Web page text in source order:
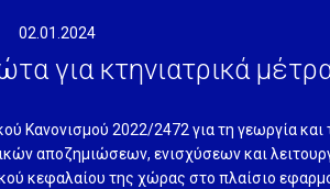
02.01.2024
για κτηνιατρικά
Κανονισμού 2022/2472 για τη γεωργία
αποζημιώσεων, ενισχύσεων και
κεφαλαίου της χώρας στο πλαίσιο